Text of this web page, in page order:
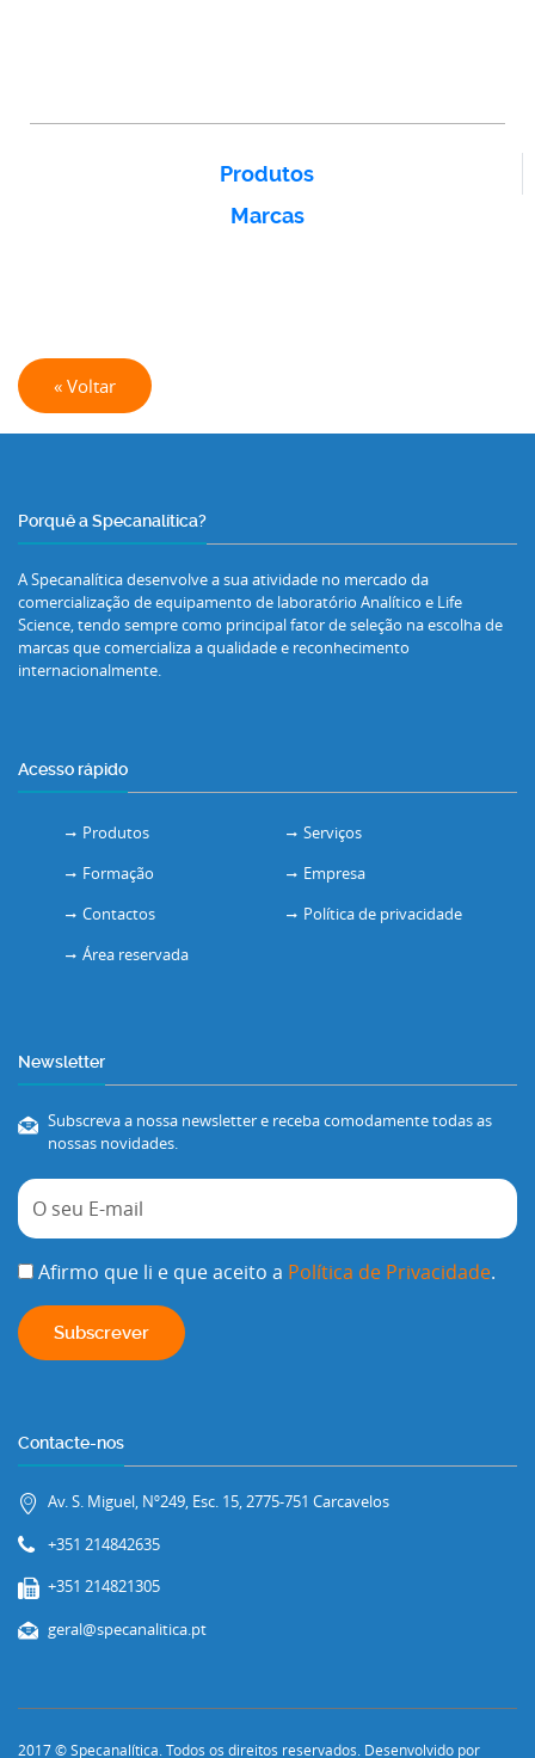
Produtos
Marcas
« Voltar
Porquê a Specanalítica?
A Specanalítica desenvolve a sua atividade no mercado da
comercialização de equipamento de laboratório Analítico e Life
Science, tendo sempre como principal fator de seleção na escolha de
marcas que comercializa a qualidade e reconhecimento
internacionalmente.
Acesso rápido
Produtos
Serviços
Formação
Empresa
Contactos
Política de privacidade
Área reservada
Newsletter
Subscreva a nossa newsletter e receba comodamente todas as
nossas novidades.
Afirmo que li e que aceito a Política de Privacidade.
Contacte-nos
Av. S. Miguel, Nº249, Esc. 15, 2775-751 Carcavelos
+351 214842635
+351 214821305
geral@specanalitica.pt
2017 © Specanalítica. Todos os direitos reservados. Desenvolvido por